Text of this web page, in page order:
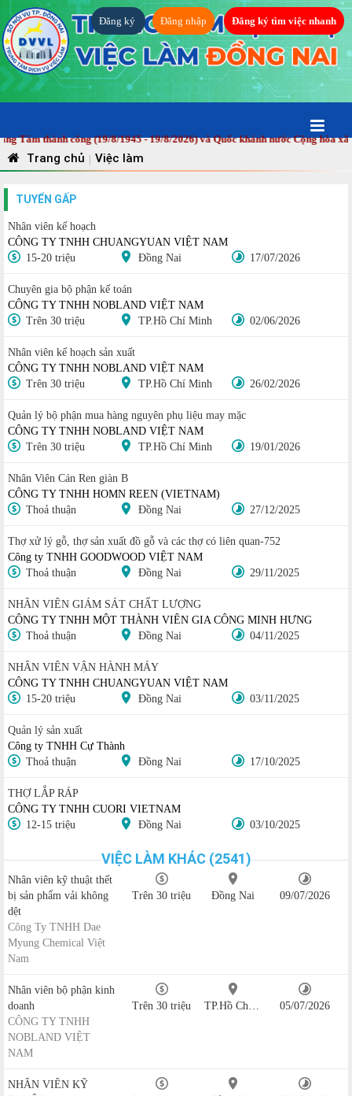
Đăng ký Đăng nhập Đăng ký tìm việc nhanh
thành công (19/8/1945 - 19/8/2026) và Quốc khánh nước Cộng hòa xã
Trang chủ | Việc làm
TUYỂN GẤP
Nhân viên kế hoạch
CÔNG TY TNHH CHUANGYUAN VIỆT NAM
15-20 triệu
Đồng Nai 17/07/2026
Chuyên gia bộ phận kế toán
CÔNG TY TNHH NOBLAND VIỆT NAM
Trên 30 triệu
TP.Hồ Chí Minh 02/06/2026
Nhân viên kế hoạch sản xuất
CÔNG TY TNHH NOBLAND VIỆT NAM
Trên 30 triệu
TP.Hồ Chí Minh 26/02/2026
Quản lý bộ phận mua hàng nguyên phụ liệu may mặc
CÔNG TY TNHH NOBLAND VIỆT NAM
Trên 30 triệu
TP.Hồ Chí Minh 19/01/2026
Nhân Viên Cán Ren giàn B
CÔNG TY TNHH HOMN REEN (VIETNAM)
Thoả thuận
Đồng Nai 27/12/2025
Thợ xử lý gỗ, thợ sản xuất đồ gỗ và các thợ có liên quan-752
Công ty TNHH GOODWOOD VIỆT NAM
Thoả thuận
Đồng Nai 29/11/2025
NHÂN VIÊN GIÁM SÁT CHẤT LƯỢNG
CÔNG TY TNHH MỘT THÀNH VIÊN GIA CÔNG MINH HƯNG
Thoả thuận
Đồng Nai 04/11/2025
NHÂN VIÊN VẬN HÀNH MÁY
CÔNG TY TNHH CHUANGYUAN VIỆT NAM
15-20 triệu
Đồng Nai 03/11/2025
Quản lý sản xuất
Công ty TNHH Cự Thành
Thoả thuận
Đồng Nai 17/10/2025
THỢ LẮP RÁP
CÔNG TY TNHH CUORI VIETNAM
12-15 triệu
Đồng Nai 03/10/2025
VIỆC LÀM KHÁC (2541)
Nhân viên kỹ thuật thết
bị sản phẩm vải không
dệt
Công Ty TNHH Dae
Myung Chemical Việt
Nam
Trên 30 triệu Đồng Nai 09/07/2026
Nhân viên bộ phận kinh
doanh
CÔNG TY TNHH
NOBLAND VIỆT
NAM
Trên 30 triệu TP.Hồ Chí Minh 05/07/2026
NHÂN VIÊN KỸ